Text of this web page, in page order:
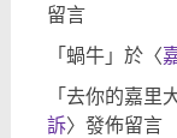
留言
「蝸牛」於〈
「去你的嘉里
訴〉發佈留言